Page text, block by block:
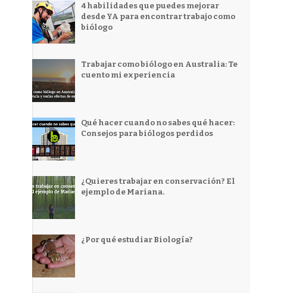
4 habilidades que puedes mejorar
desde YA para encontrar trabajo como
biólogo
Trabajar como biólogo en Australia: Te
cuento mi experiencia
Qué hacer cuando no sabes qué hacer:
Consejos para biólogos perdidos
¿Quieres trabajar en conservación? El
ejemplo de Mariana.
¿Por qué estudiar Biología?